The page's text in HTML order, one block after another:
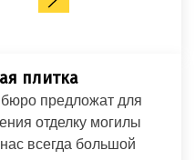
плитка
предложат для
отделку могилы
всегда большой